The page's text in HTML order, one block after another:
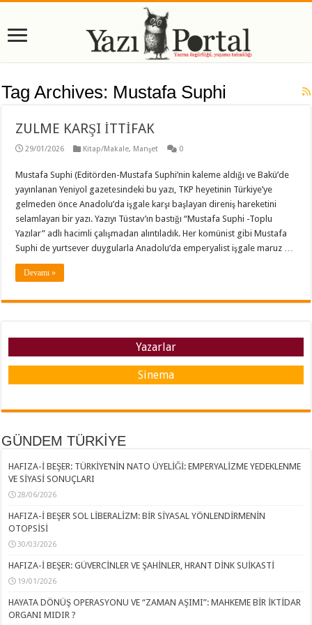
Tag Archives: Mustafa Suphi
ZULME KARŞI İTTİFAK
29/01/2026 Kitap/Makale, Manşet 0
Mustafa Suphi (Editörden-Mustafa Suphi’nin kaleme aldığı ve Bakü’de
yayınlanan Yeniyol gazetesindeki bu yazı, TKP heyetinin Türkiye’ye
gelmeden önce Anadolu’da işgale karşı başlayan direniş hareketini
selamlayan bir yazı. Yazıyı Tüstav’ın bastığı “Mustafa Suphi -Toplu
Yazılar” adlı hacimli çalışmadan alıntıladık. Her komünist gibi Mustafa
Suphi de yurtsever duygularla Anadolu’da emperyalist işgale maruz …
Devamı »
Yazarlar
Sinema
GÜNDEM TÜRKİYE
HAFIZA-İ BEŞER: TÜRKİYE’NİN NATO ÜYELİĞİ: EMPERYALİZME YEDEKLENME
VE SİYASİ SONUÇLARI
28/06/2026
HAFIZA-İ BEŞER SOL LİBERALİZM: BİR SİYASAL YÖNLENDİRMENİN
OTOPSİSİ
30/03/2026
HAFIZA-İ BEŞER: GÜVERCİNLER VE ŞAHİNLER, HRANT DİNK SUİKASTİ
19/01/2026
HAYATA DÖNÜŞ OPERASYONU VE “ZAMAN AŞIMI”: MAHKEME BİR İKTİDAR
ORGANI MIDIR ?